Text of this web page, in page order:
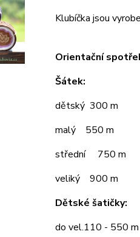
Klubíčka jsou
Orientační
Šátek:
dětský 300 m
malý 550 m
střední 750 m
veliký 900 m
Dětské šatičky:
do vel.110 - 550 m